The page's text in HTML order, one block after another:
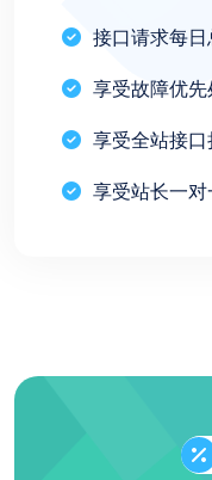
接口请求每
享受故障优先
享受全站接口
享受站长一